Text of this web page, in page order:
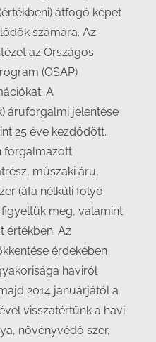
átfogó képet
számára. Az
az Országos
(OSAP)
A
áruforgalmi jelentése
25 éve kezdődött.
forgalmazott
műszaki áru,
(áfa nélküli folyó
meg, valamint
értékben. Az
érdekében
haviról
2014 januárjától a
visszatértünk a havi
növényvédő szer,